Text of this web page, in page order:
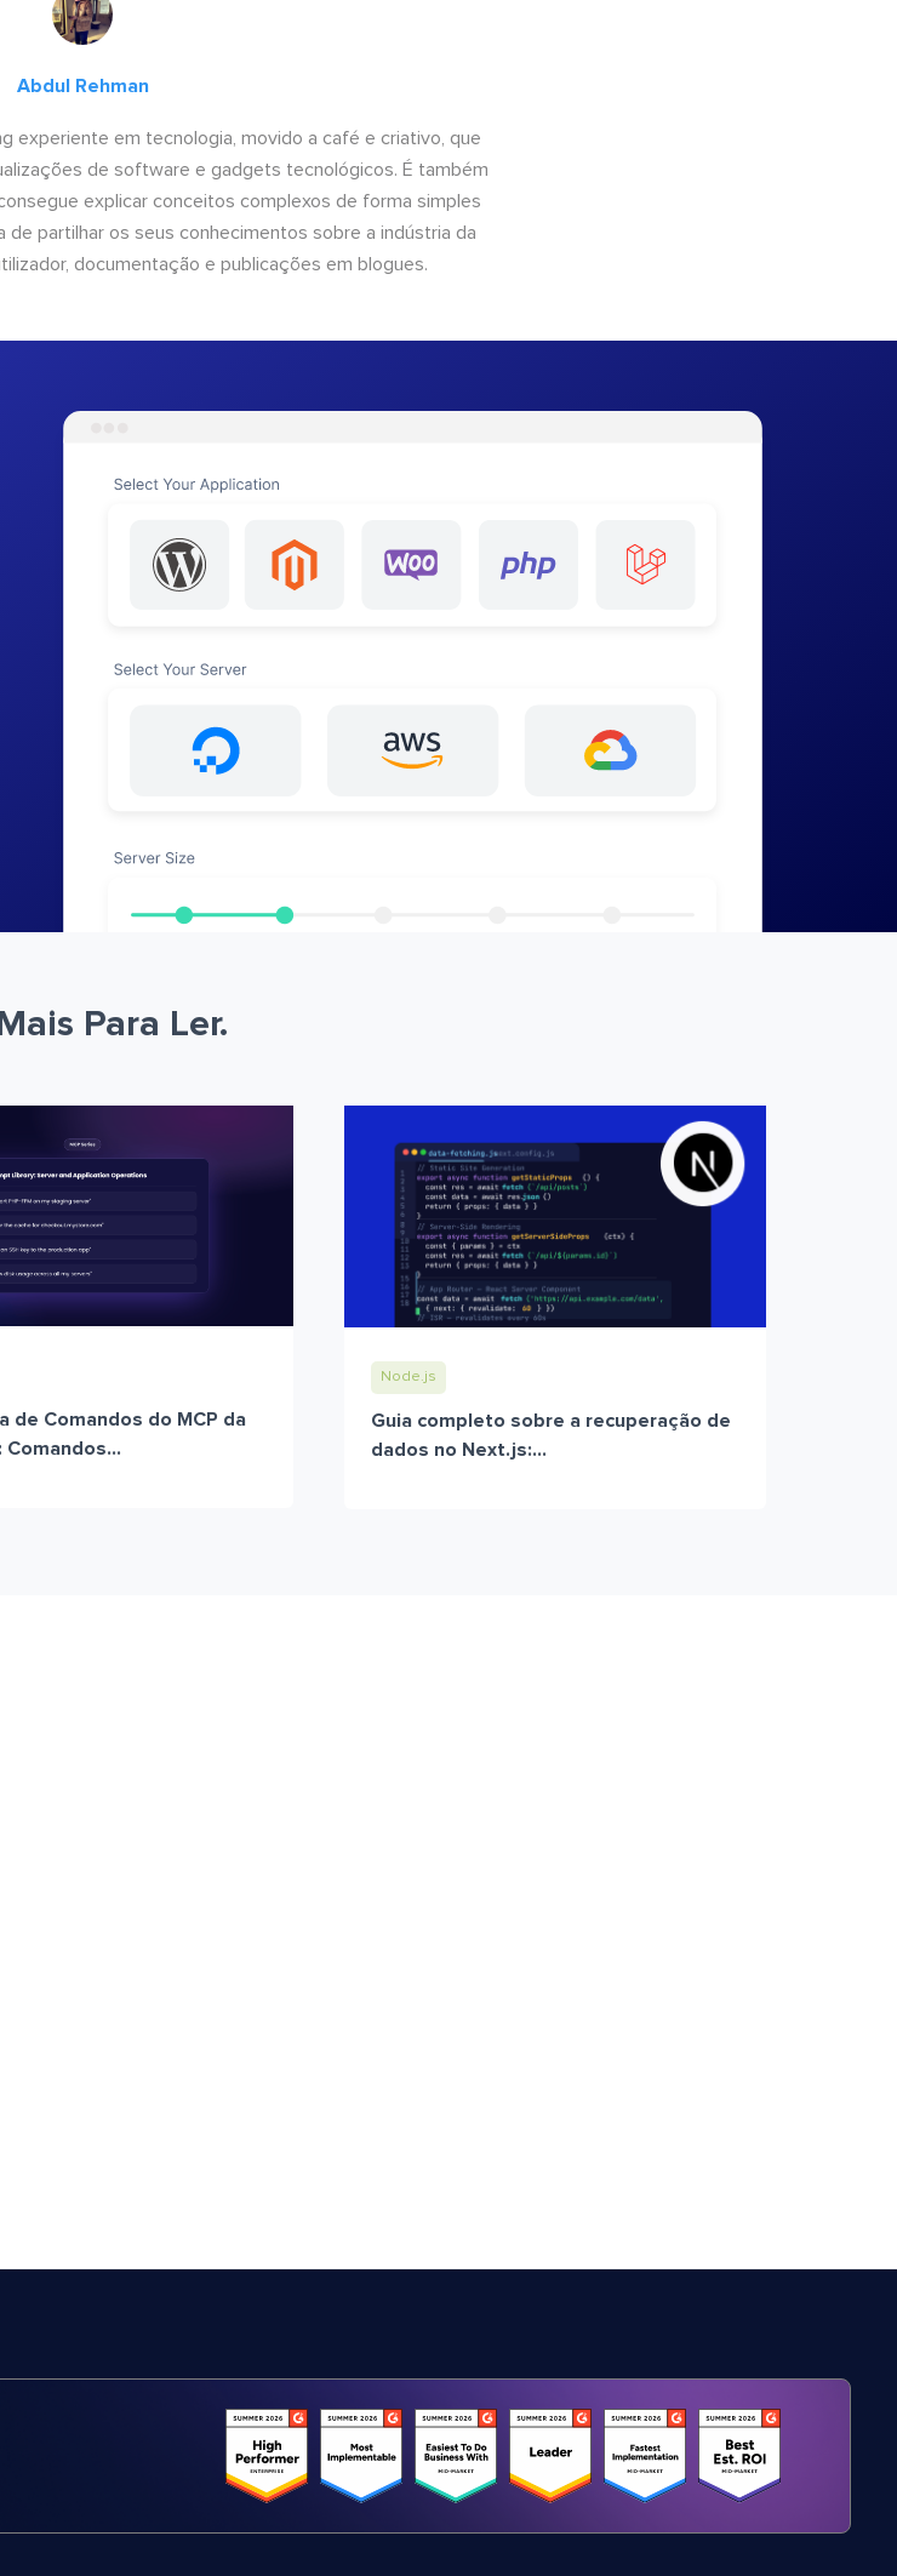
Abdul Rehman
experiente em tecnologia, movido a café e criativo, que
de software e gadgets tecnológicos. É também
explicar conceitos complexos de forma simples
de partilhar os seus conhecimentos sobre a indústria da
documentação e publicações em blogues.
Para Ler.
de Comandos do MCP da
Comandos...
Node.js
Guia completo sobre a recuperação de
dados no Next.js:...